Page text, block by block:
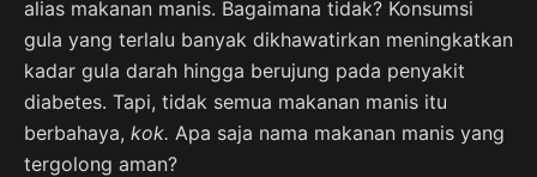
alias makanan manis. Bagaimana tidak? Konsumsi
gula yang terlalu banyak dikhawatirkan meningkatkan
kadar gula darah hingga berujung pada penyakit
diabetes. Tapi, tidak semua makanan manis itu
berbahaya, kok. Apa saja nama makanan manis yang
tergolong aman?